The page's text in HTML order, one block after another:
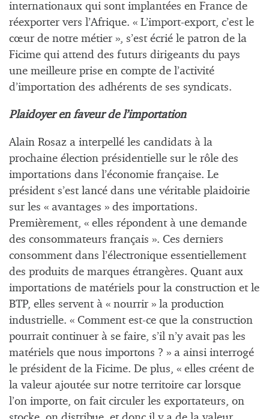
internationaux qui sont implantées en France de
réexporter vers l’Afrique. « L’import-export, c’est le
cœur de notre métier », s’est écrié le patron de la
Ficime qui attend des futurs dirigeants du pays
une meilleure prise en compte de l’activité
d’importation des adhérents de ses syndicats.
Plaidoyer en faveur de l’importation
Alain Rosaz a interpellé les candidats à la
prochaine élection présidentielle sur le rôle des
importations dans l’économie française. Le
président s’est lancé dans une véritable plaidoirie
sur les « avantages » des importations.
Premièrement, « elles répondent à une demande
des consommateurs français ». Ces derniers
consomment dans l’électronique essentiellement
des produits de marques étrangères. Quant aux
importations de matériels pour la construction et le
BTP, elles servent à « nourrir » la production
industrielle. « Comment est-ce que la construction
pourrait continuer à se faire, s’il n’y avait pas les
matériels que nous importons ? » a ainsi interrogé
le président de la Ficime. De plus, « elles créent de
la valeur ajoutée sur notre territoire car lorsque
l’on importe, on fait circuler les exportateurs, on